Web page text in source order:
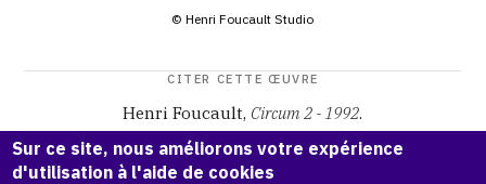
© Henri Foucault Studio
CITER CETTE ŒUVRE
Henri Foucault, Circum 2 - 1992.
Catalogue raisonné Henri Foucault
ark:38997/o16q
th
Sur ce site, nous améliorons votre expérience
d'utilisation à l'aide de cookies